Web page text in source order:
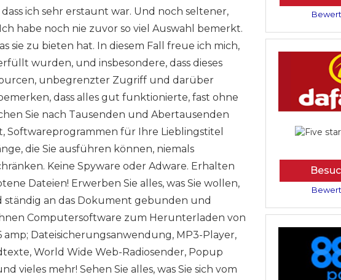
ich sehr erstaunt war. Und noch seltener,
habe noch nie zuvor so viel Auswahl bemerkt.
sie zu bieten hat. In diesem Fall freue ich mich,
wurden, und insbesondere, dass dieses
unbegrenzter Zugriff und darüber
dass alles gut funktionierte, fast ohne
Sie nach Tausenden und Abertausenden
Softwareprogrammen für Ihre Lieblingstitel
die Sie ausführen können, niemals
Keine Spyware oder Adware. Erhalten
Dateien! Erwerben Sie alles, was Sie wollen,
ständig an das Dokument gebunden und
Computersoftware zum Herunterladen von
Dateisicherungsanwendung, MP3-Player,
World Wide Web-Radiosender, Popup
vieles mehr! Sehen Sie alles, was Sie sich vom